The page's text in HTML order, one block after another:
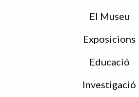
El Museu
Exposicions
Educació
Investigació